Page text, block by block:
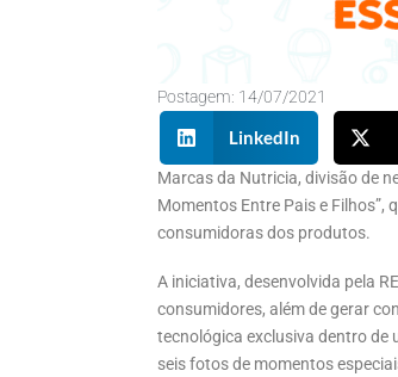
Postagem: 14/07/2021
LinkedIn
Marcas da Nutricia, divisão de
Momentos Entre Pais e Filhos”,
consumidoras dos produtos.
A iniciativa, desenvolvida pela
consumidores, além de gerar
tecnológica exclusiva dentro de
seis fotos de momentos